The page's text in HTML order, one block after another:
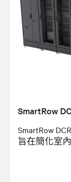
SmartRow
SmartRow
旨在簡化室